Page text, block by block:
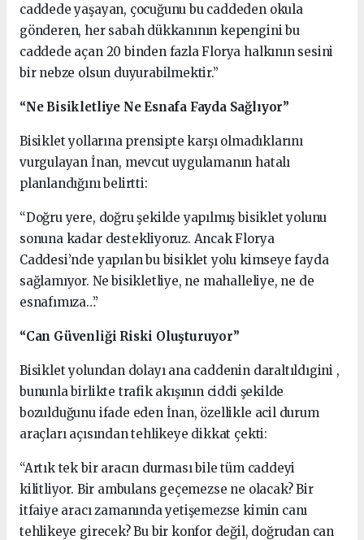
caddede yaşayan, çocuğunu bu caddeden okula
gönderen, her sabah dükkanının kepengini bu
caddede açan 20 binden fazla Florya halkının sesini
bir nebze olsun duyurabilmektir.”
“Ne Bisikletliye Ne Esnafa Fayda Sağlıyor”
Bisiklet yollarına prensipte karşı olmadıklarını
vurgulayan İnan, mevcut uygulamanın hatalı
planlandığını belirtti:
“Doğru yere, doğru şekilde yapılmış bisiklet yolunu
sonuna kadar destekliyoruz. Ancak Florya
Caddesi’nde yapılan bu bisiklet yolu kimseye fayda
sağlamıyor. Ne bisikletliye, ne mahalleliye, ne de
esnafımıza…”
“Can Güvenliği Riski Oluşturuyor”
Bisiklet yolundan dolayı ana caddenin daraltıldıgini ,
bununla birlikte trafik akışının ciddi şekilde
bozulduğunu ifade eden İnan, özellikle acil durum
araçları açısından tehlikeye dikkat çekti:
“Artık tek bir aracın durması bile tüm caddeyi
kilitliyor. Bir ambulans geçemezse ne olacak? Bir
itfaiye aracı zamanında yetişemezse kimin canı
tehlikeye girecek? Bu bir konfor değil, doğrudan can